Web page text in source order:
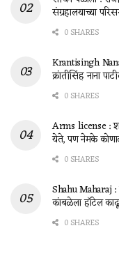
संग्रहालयाच्या
0 SHARES
Krantisingh
क्रांतीसिंह नाना
0 SHARES
Arms license :
येते, पण नेमके
0 SHARES
Shahu Maharaj :
कांबळेला हॉटेल
0 SHARES